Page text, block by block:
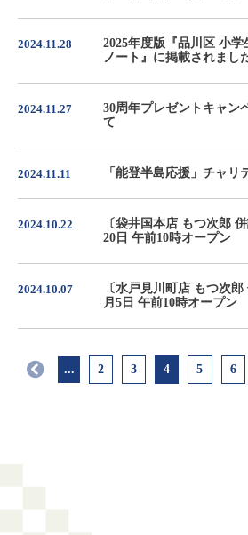
2024.11.28
2025年度版『品川区 小
ノート』に掲載されまし
2024.11.27
30周年プレゼントキャン
て
2024.11.11 「能登半島応援」チャリ
2024.10.22
〔袋井国本店 もつ次郎
20日 午前10時オープン
2024.10.07
〔水戸見川町店 もつ次
月5日 午前10時オープン
... 2 3 4 5 6